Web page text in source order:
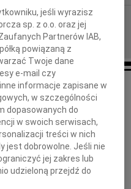
Z żalem żegnamy
prof.
jeśli wyrazisz
sp. z o.o. oraz jej
Partnerów IAB,
powiązaną z
Twoje dane
e-mail czy
informacje zapisane w
w szczególności
dopasowanych do
w swoich serwisach,
treści w nich
jest dobrowolne. Jeśli nie
jej zakres lub
udzieloną przejdź do